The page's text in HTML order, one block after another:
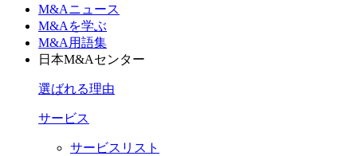
M&Aニュース
M&Aを学ぶ
M&A用語集
日本M&Aセンター
選ばれる理由
サービス
サービスリスト